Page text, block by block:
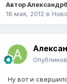
Автор
18 мая, 2012 в
Ну вот и